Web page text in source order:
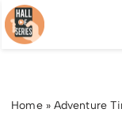
Vai
Home» Adventure